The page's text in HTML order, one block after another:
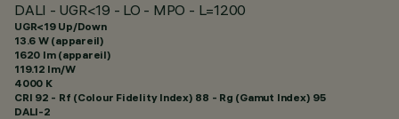
DALI - UGR<19 - LO - MPO - L=1200
UGR<19 Up/Down
13.6 W (appareil)
1620 lm (appareil)
119.12 lm/W
4000 K
CRI 92 - Rf (Colour Fidelity Index) 88 - Rg (Gamut Index) 95
DALI-2